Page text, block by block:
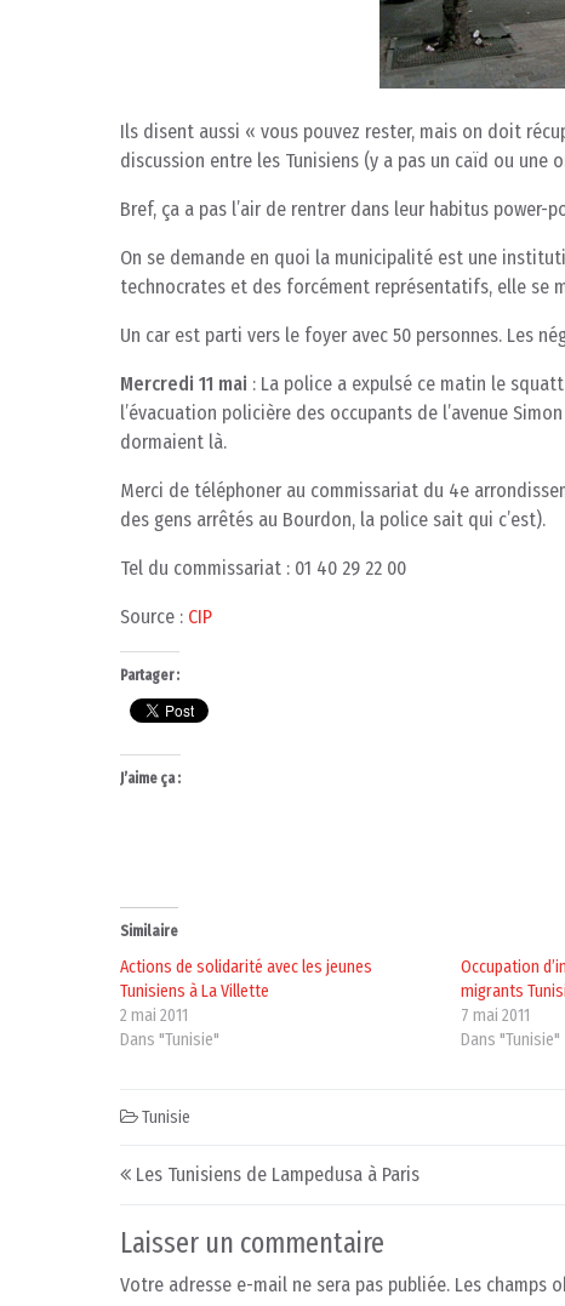
Ils disent aussi « vous pouvez rester, mais on doit
discussion entre les Tunisiens (y a pas un caïd ou une
Bref, ça a pas l’air de rentrer dans leur habitus power-
On se demande en quoi la municipalité est une
technocrates et des forcément représentatifs, elle se
Un car est parti vers le foyer avec 50 personnes. Les
Mercredi 11 mai : La police a expulsé ce matin le
l’évacuation policière des occupants de l’avenue
dormaient là.
Merci de téléphoner au commissariat du 4e
des gens arrêtés au Bourdon, la police sait qui c’est).
Tel du commissariat : 01 40 29 22 00
Source : CIP
Partager :
J’aime ça :
Similaire
Actions de solidarité avec les jeunes
Tunisiens à La Villette
2 mai 2011
Dans "Tunisie"
Occupation
migrants
7 mai 2011
Dans "Tunisie"
Tunisie
Post navigation
Les Tunisiens de Lampedusa à Paris
Laisser un commentaire
Votre adresse e-mail ne sera pas publiée. Les champs